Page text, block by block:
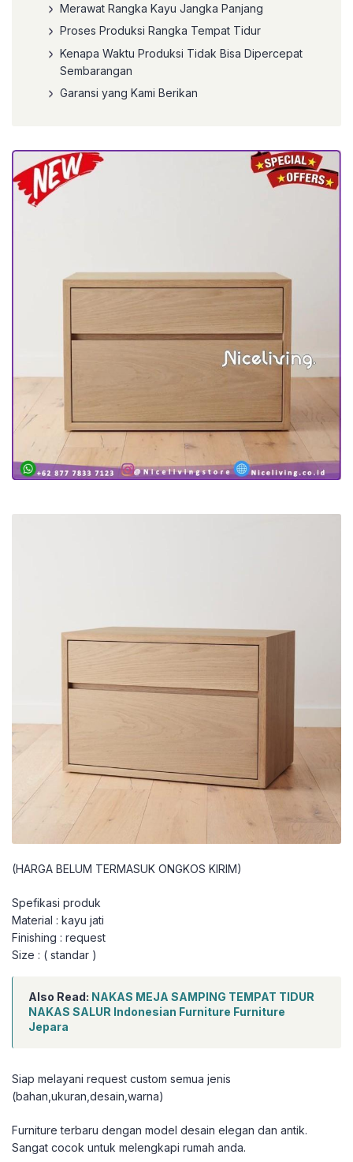
Merawat Rangka Kayu Jangka Panjang
Proses Produksi Rangka Tempat Tidur
Kenapa Waktu Produksi Tidak Bisa Dipercepat
Sembarangan
Garansi yang Kami Berikan
(HARGA BELUM TERMASUK ONGKOS KIRIM)
Spefikasi produk
Material : kayu jati
Finishing : request
Size : ( standar )
Also Read: NAKAS MEJA SAMPING TEMPAT TIDUR
NAKAS SALUR Indonesian Furniture Furniture
Jepara
Siap melayani request custom semua jenis
(bahan,ukuran,desain,warna)
Furniture terbaru dengan model desain elegan dan antik.
Sangat cocok untuk melengkapi rumah anda.